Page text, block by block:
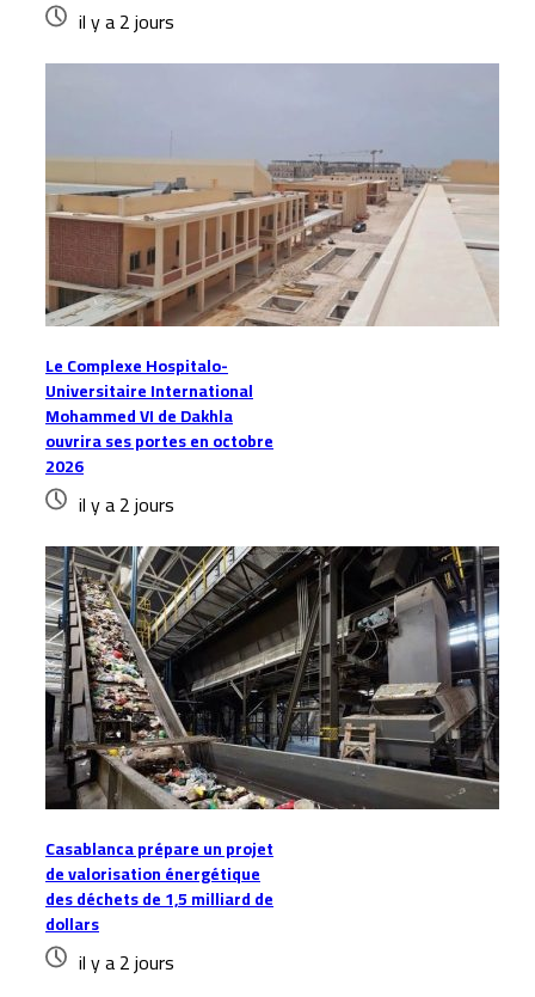
il y a 2 jours
Le Complexe Hospitalo-
Universitaire International
Mohammed VI de Dakhla
ouvrira ses portes en octobre
2026
il y a 2 jours
Casablanca prépare un projet
de valorisation énergétique
des déchets de 1,5 milliard de
dollars
il y a 2 jours